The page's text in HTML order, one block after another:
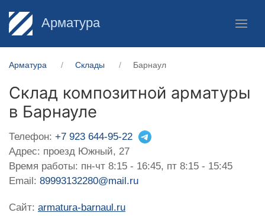
Арматура
Арматура Склады Барнаул
Склад композитной арматуры
в Барнауле
Телефон: +7 923 644-95-22
Адрес: проезд Южный, 27
Время работы: пн-чт 8:15 - 16:45, пт 8:15 - 15:45
Email: 89993132280@mail.ru
Сайт: armatura-barnaul.ru